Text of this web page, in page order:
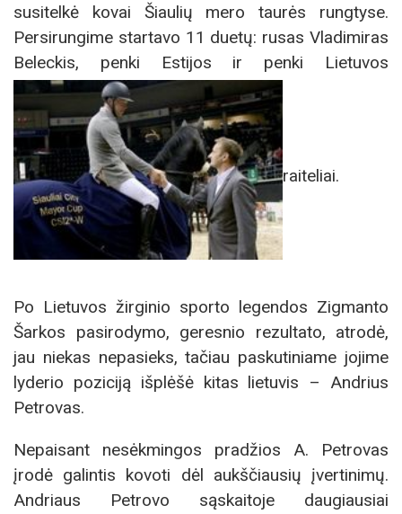
susitelkė kovai Šiaulių mero taurės rungtyse.
Persirungime startavo 11 duetų: rusas Vladimiras
Beleckis, penki Estijos ir penki Lietuvos
raiteliai.
Po Lietuvos žirginio sporto legendos Zigmanto
Šarkos pasirodymo, geresnio rezultato, atrodė,
jau niekas nepasieks, tačiau paskutiniame jojime
lyderio poziciją išplėšė kitas lietuvis – Andrius
Petrovas.
Nepaisant nesėkmingos pradžios A. Petrovas
įrodė galintis kovoti dėl aukščiausių įvertinimų.
Andriaus Petrovo sąskaitoje daugiausiai